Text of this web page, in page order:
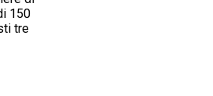
150
tre